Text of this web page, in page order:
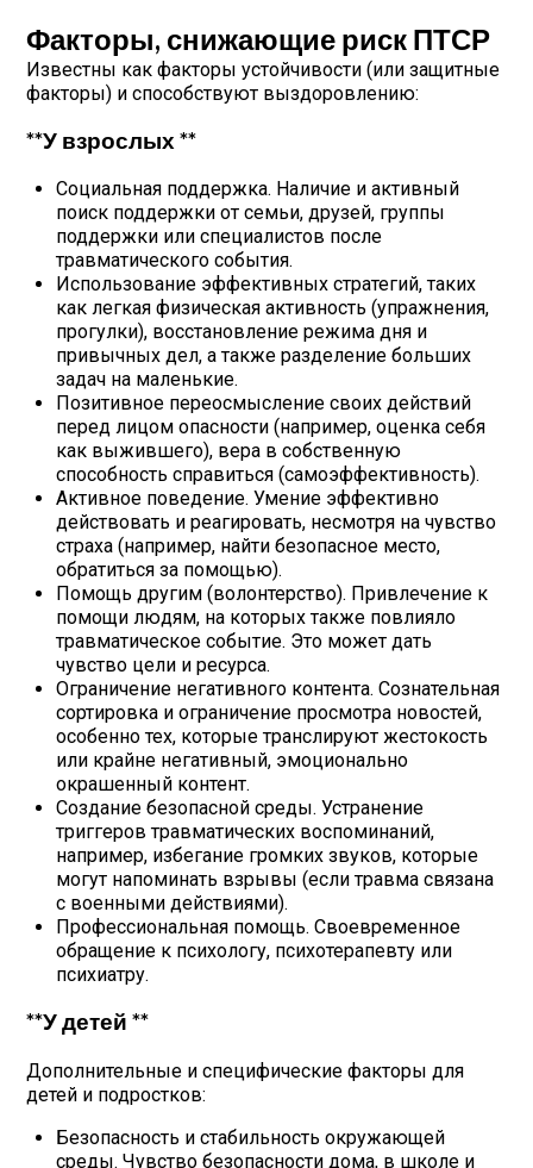
Факторы, снижающие риск ПТСР
Известны как факторы устойчивости (или защитные
факторы) и способствуют выздоровлению:
**У взрослых **
Социальная поддержка. Наличие и активный
поиск поддержки от семьи, друзей, группы
поддержки или специалистов после
травматического события.
Использование эффективных стратегий, таких
как легкая физическая активность (упражнения,
прогулки), восстановление режима дня и
привычных дел, а также разделение больших
задач на маленькие.
Позитивное переосмысление своих действий
перед лицом опасности (например, оценка себя
как выжившего), вера в собственную
способность справиться (самоэффективность).
Активное поведение. Умение эффективно
действовать и реагировать, несмотря на чувство
страха (например, найти безопасное место,
обратиться за помощью).
Помощь другим (волонтерство). Привлечение к
помощи людям, на которых также повлияло
травматическое событие. Это может дать
чувство цели и ресурса.
Ограничение негативного контента. Сознательная
сортировка и ограничение просмотра новостей,
особенно тех, которые транслируют жестокость
или крайне негативный, эмоционально
окрашенный контент.
Создание безопасной среды. Устранение
триггеров травматических воспоминаний,
например, избегание громких звуков, которые
могут напоминать взрывы (если травма связана
с военными действиями).
Профессиональная помощь. Своевременное
обращение к психологу, психотерапевту или
психиатру.
**У детей **
Дополнительные и специфические факторы для
детей и подростков:
Безопасность и стабильность окружающей
среды. Чувство безопасности дома, в школе и